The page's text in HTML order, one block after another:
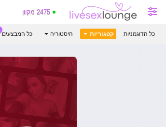
2475 מקוון
כל הדוגמניות קטגוריות היסטוריה כל המבצעים